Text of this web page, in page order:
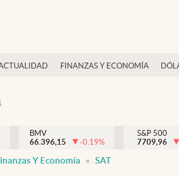
FINANZAS Y ECONOMÍA
BMV
66.396,15
-0.19%
S&P 500
7709,96
Y Economía SAT